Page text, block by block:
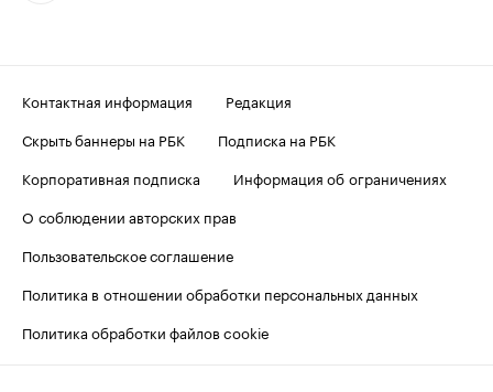
Контактная информация
Редакция
Скрыть баннеры на РБК
Подписка на РБК
Корпоративная подписка
Информация об ограничениях
О соблюдении авторских прав
Пользовательское соглашение
Политика в отношении обработки персональных данных
Политика обработки файлов cookie